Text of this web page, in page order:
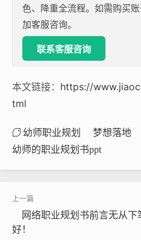
色、降重全流程。如需购买
加客服咨询。
联系客服咨询
本文链接： https://
tml
幼师职业规划 梦想落地
幼师的职业规划书ppt
网络职业规划书前言无从下
好！